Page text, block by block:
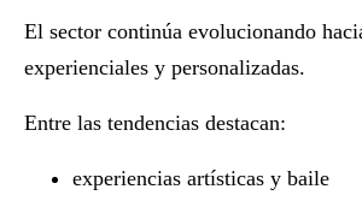
El sector continúa evolucionando
experienciales y personalizadas.
Entre las tendencias destacan:
experiencias artísticas y baile